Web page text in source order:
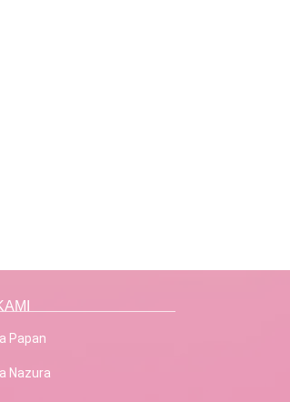
Papan
Nazura